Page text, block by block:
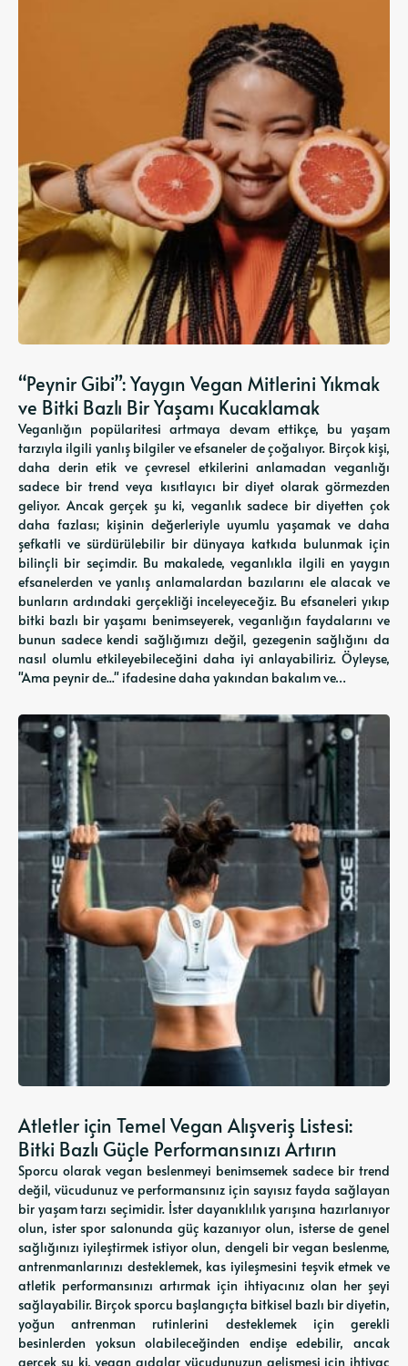
“Peynir Gibi”: Yaygın Vegan Mitlerini Yıkmak
ve Bitki Bazlı Bir Yaşamı Kucaklamak
Veganlığın popülaritesi artmaya devam ettikçe, bu yaşam
tarzıyla ilgili yanlış bilgiler ve efsaneler de çoğalıyor. Birçok kişi,
daha derin etik ve çevresel etkilerini anlamadan veganlığı
sadece bir trend veya kısıtlayıcı bir diyet olarak görmezden
geliyor. Ancak gerçek şu ki, veganlık sadece bir diyetten çok
daha fazlası; kişinin değerleriyle uyumlu yaşamak ve daha
şefkatli ve sürdürülebilir bir dünyaya katkıda bulunmak için
bilinçli bir seçimdir. Bu makalede, veganlıkla ilgili en yaygın
efsanelerden ve yanlış anlamalardan bazılarını ele alacak ve
bunların ardındaki gerçekliği inceleyeceğiz. Bu efsaneleri yıkıp
bitki bazlı bir yaşamı benimseyerek, veganlığın faydalarını ve
bunun sadece kendi sağlığımızı değil, gezegenin sağlığını da
nasıl olumlu etkileyebileceğini daha iyi anlayabiliriz. Öyleyse,
"Ama peynir de..." ifadesine daha yakından bakalım ve…
Atletler için Temel Vegan Alışveriş Listesi:
Bitki Bazlı Güçle Performansınızı Artırın
Sporcu olarak vegan beslenmeyi benimsemek sadece bir trend
değil, vücudunuz ve performansınız için sayısız fayda sağlayan
bir yaşam tarzı seçimidir. İster dayanıklılık yarışına hazırlanıyor
olun, ister spor salonunda güç kazanıyor olun, isterse de genel
sağlığınızı iyileştirmek istiyor olun, dengeli bir vegan beslenme,
antrenmanlarınızı desteklemek, kas iyileşmesini teşvik etmek ve
atletik performansınızı artırmak için ihtiyacınız olan her şeyi
sağlayabilir. Birçok sporcu başlangıçta bitkisel bazlı bir diyetin,
yoğun antrenman rutinlerini desteklemek için gerekli
besinlerden yoksun olabileceğinden endişe edebilir, ancak
gerçek şu ki, vegan gıdalar vücudunuzun gelişmesi için ihtiyaç